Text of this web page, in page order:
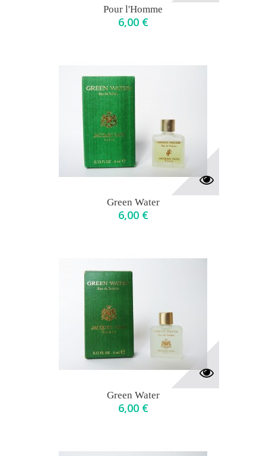
Pour l'Homme
6,00 €
Green Water
6,00 €
Green Water
6,00 €